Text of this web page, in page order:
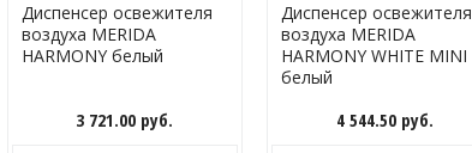
Диспенсер освежителя
воздуха MERIDA
HARMONY белый
3 721.00 руб.
Диспенсер освежителя
воздуха MERIDA
HARMONY WHITE MINI
белый
4 544.50 руб.